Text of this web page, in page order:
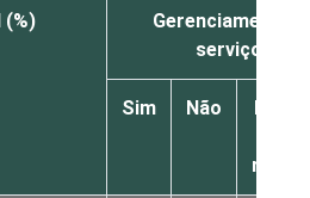
(%)
Gerenciamento
serviços
Sim Não
Não